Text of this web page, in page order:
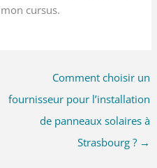
cursus.
Comment choisir un
fournisseur pour l’installation
de panneaux solaires à
Strasbourg ? →